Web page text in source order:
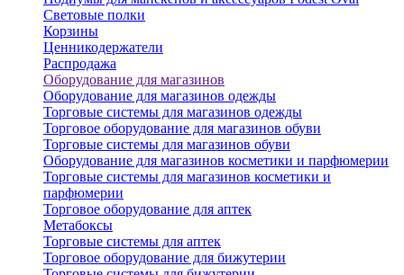
Световые полки
Корзины
Ценникодержатели
Распродажа
Оборудование для магазинов
Оборудование для магазинов одежды
Торговые системы для магазинов одежды
Торговое оборудование для магазинов обуви
Торговые системы для магазинов обуви
Оборудование для магазинов косметики и парфюмерии
Торговые системы для магазинов косметики и
парфюмерии
Торговое оборудование для аптек
Метабоксы
Торговые системы для аптек
Торговое оборудование для бижутерии